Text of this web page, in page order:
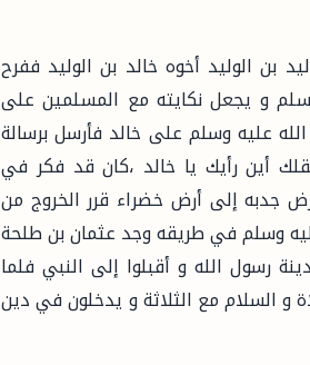
بن الوليد أخوه خالد بن الوليد ففرح
و يجعل نكايته مع المسلمين على
عليه وسلم على خالد فأرسل برسالة
أين رأيك يا خالد ،كان قد فكر في
جدبه إلى أرض خضراء قرر الخروج من
وسلم في طريقه وجد عثمان بن طلحة
رسول الله و أقبلوا إلى النبي فلما
و السلام مع الثلاثة و يدخلون في دين